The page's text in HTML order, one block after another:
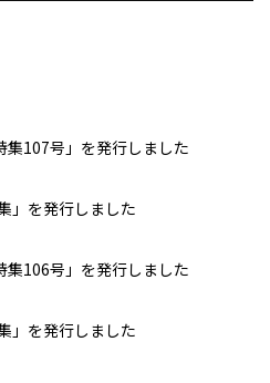
107号」を発行しました
」を発行しました
106号」を発行しました
」を発行しました